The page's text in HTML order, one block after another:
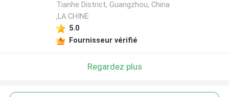
Tianhe District, Guangzhou, China
,LA CHINE
5.0
Fournisseur vérifié
Regardez plus